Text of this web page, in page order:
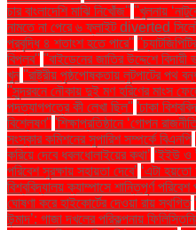
চার বাংলাদেশি মাঝি নিখোঁজ'' ''খুলনায়
নামতে না পেরে ৬ ফ্লাইট diverted
প্রবৃদ্ধি ৪ শতাংশ হতে পারে''
বিপ্লব'' ''বাইডেনের জাতির উদ্দেশে
খুন ''রাষ্ট্রীয় পৃষ্ঠপোষকতায় লুটপাটের পথ
''সুন্দরবনে নৌকায় দুই মণ হরিণের মাংস
পদত্যাগপত্রে কী লেখা ছিল'' 'ঢাকা
বিশ্লেষণ'' 'শিক্ষাপ্রতিষ্ঠানে ‘গোপন
সংস্কার কমিশনের সুপারিশ সম্পর্কে বিএনপি
করিয়ে দেবে ধবলধোলাইয়ের কথা’ ‘ইইউ ও
পরিবেশ সুরক্ষায় সহায়তা দেবে’ ‘এটা হয়তো
বিশ্ববিদ্যালয় ক্যাম্পাসে শান্তিপূর্ণ পরিবেশ
ঘোষণা করে হাইকোর্টের দেওয়া রায় স্থগিত
উন্মাদ’: গাজা দখলের পরিকল্পনায়